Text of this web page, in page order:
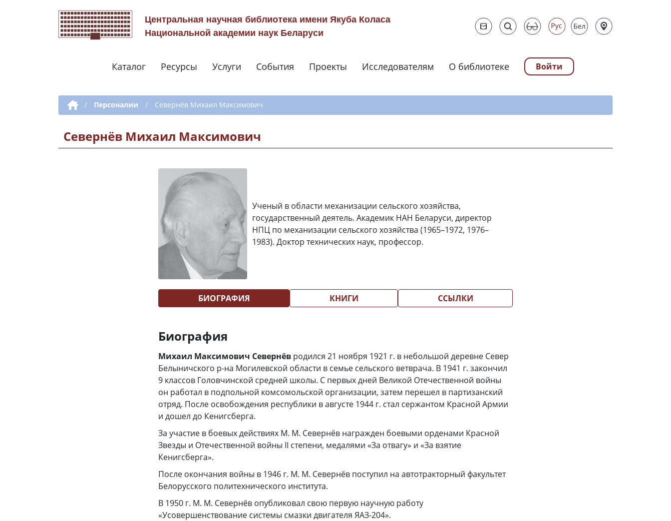
Центральная научная библиотека имени Якуба Коласа
Национальной академии наук Беларуси
Навигация по сайту
Каталог Ресурсы Услуги События Проекты Исследователям О библиотеке Войти
Дополнительная навигация
/ Персоналии / Севернёв Михаил Максимович
Севернёв Михаил Максимович
Ученый в области механизации сельского хозяйства,
государственный деятель. Академик НАН Беларуси, директор
НПЦ по механизации сельского хозяйства (1965–1972, 1976–
1983). Доктор технических наук, профессор.
БИОГРАФИЯ КНИГИ ССЫЛКИ
Биография
Михаил Максимович Севернёв родился 21 ноября 1921 г. в небольшой деревне Север
Белыничского р-на Могилевской области в семье сельского ветврача. В 1941 г. закончил
9 классов Головчинской средней школы. С первых дней Великой Отечественной войны
он работал в подпольной комсомольской организации, затем перешел в партизанский
отряд. После освобождения республики в августе 1944 г. стал сержантом Красной Армии
и дошел до Кенигсберга.
За участие в боевых действиях М. М. Севернёв награжден боевыми орденами Красной
Звезды и Отечественной войны II степени, медалями «За отвагу» и «За взятие
Кенигсберга».
После окончания войны в 1946 г. М. М. Севернёв поступил на автотракторный факультет
Белорусского политехнического института.
В 1950 г. М. М. Севернёв опубликовал свою первую научную работу
«Усовершенствование системы смазки двигателя ЯАЗ-204».